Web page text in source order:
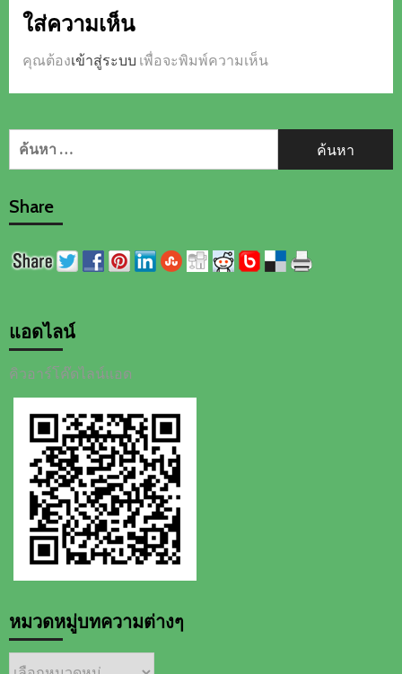
ใส่ความเห็น
คุณต้องเข้าสู่ระบบ เพื่อจะพิมพ์ความเห็น
ค้นหา
Share
แอดไลน์
คิวอาร์โค๊ดไลน์แอด
หมวดหมู่บทความต่างๆ
หมวด